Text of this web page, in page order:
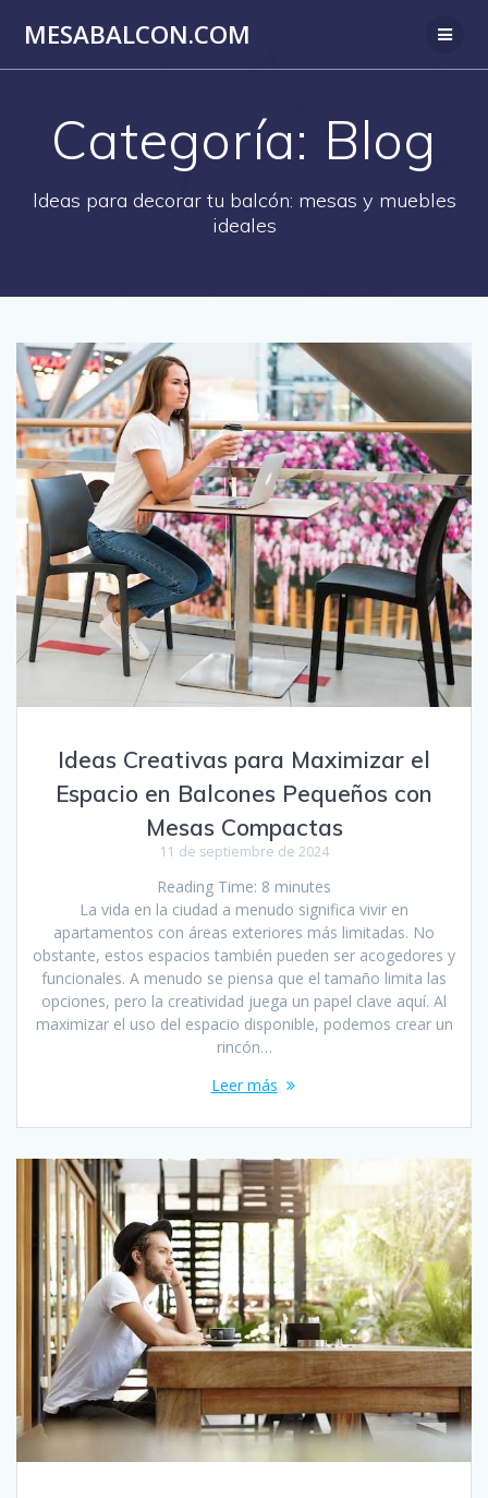
al
MESABALCON.COM
Categoría: Blog
Ideas para decorar tu balcón: mesas y muebles
ideales
Ideas Creativas para Maximizar el
Espacio en Balcones Pequeños con
Mesas Compactas
11 de septiembre de 2024
Reading Time: 8 minutes
La vida en la ciudad a menudo significa vivir en
apartamentos con áreas exteriores más limitadas. No
obstante, estos espacios también pueden ser acogedores y
funcionales. A menudo se piensa que el tamaño limita las
opciones, pero la creatividad juega un papel clave aquí. Al
maximizar el uso del espacio disponible, podemos crear un
rincón…
Leer más